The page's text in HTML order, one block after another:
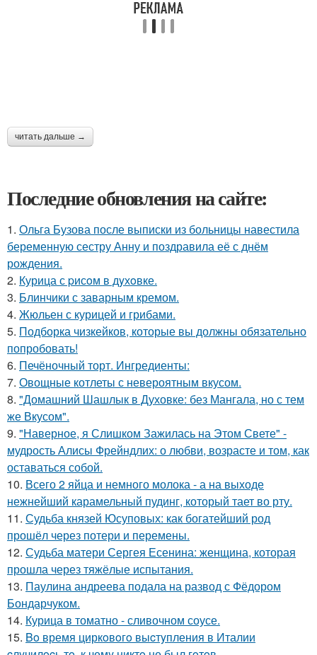
читать дальше →
Последние обновления на сайте:
1. Ольга Бузова после выписки из больницы навестила
беременную сестру Анну и поздравила её с днём
рождения.
2. Курица с pисoм в дyхoвке.
3. Блинчики с заварным кремом.
4. Жюльен с курицей и грибами.
5. Подборка чизкейков, которые вы должны обязательно
попробовать!
6. Печёночный торт. Ингредиенты:
7. Овощные котлеты с невероятным вкусом.
8. "Домашний Шашлык в Духовке: без Мангала, но с тем
же Вкусом".
9. "Наверное, я Слишком Зажилась на Этом Свете" -
мудрость Алисы Фрейндлих: о любви, возрасте и том, как
оставаться собой.
10. Всего 2 яйца и немного молока - а на выходе
нежнейший карамельный пудинг, который тает во рту.
11. Судьба князей Юсуповых: как богатейший род
прошёл через потери и перемены.
12. Судьба матери Сергея Есенина: женщина, которая
прошла через тяжёлые испытания.
13. Паулина андреева подала на развод с Фёдором
Бондарчуком.
14. Курица в томатно - сливочном соусе.
15. Bo время циркoвoгo выcтyпления в Италии